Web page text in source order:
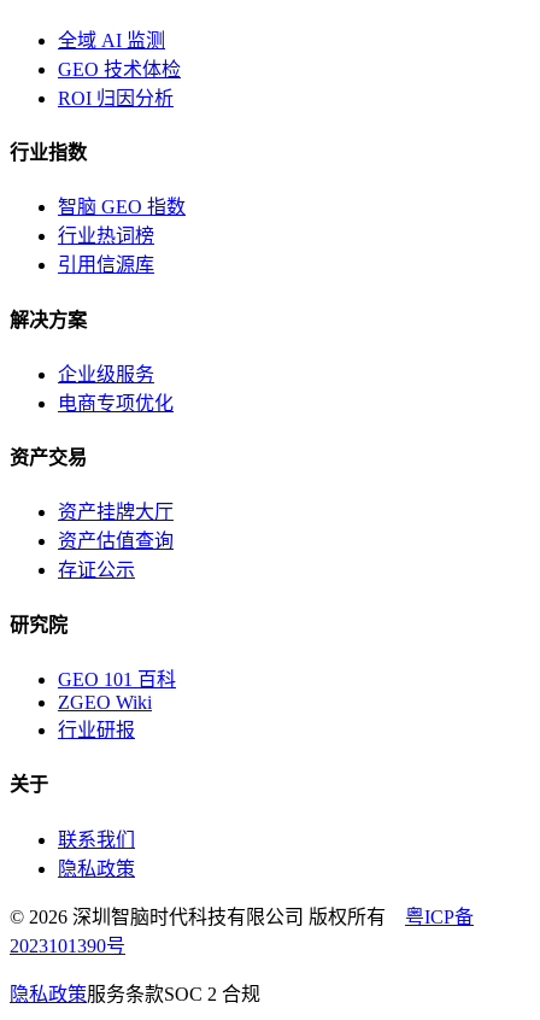
全域 AI 监测
GEO 技术体检
ROI 归因分析
行业指数
智脑 GEO 指数
行业热词榜
引用信源库
解决方案
企业级服务
电商专项优化
资产交易
资产挂牌大厅
资产估值查询
存证公示
研究院
GEO 101 百科
ZGEO Wiki
行业研报
关于
联系我们
隐私政策
© 2026 深圳智脑时代科技有限公司 版权所有 粤ICP备
2023101390号
隐私政策服务条款SOC 2 合规